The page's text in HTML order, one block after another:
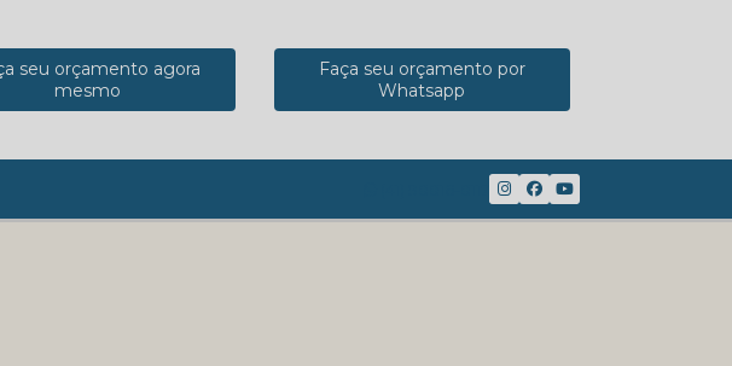
seu orçamento agora
mesmo
Faça seu orçamento por
Whatsapp